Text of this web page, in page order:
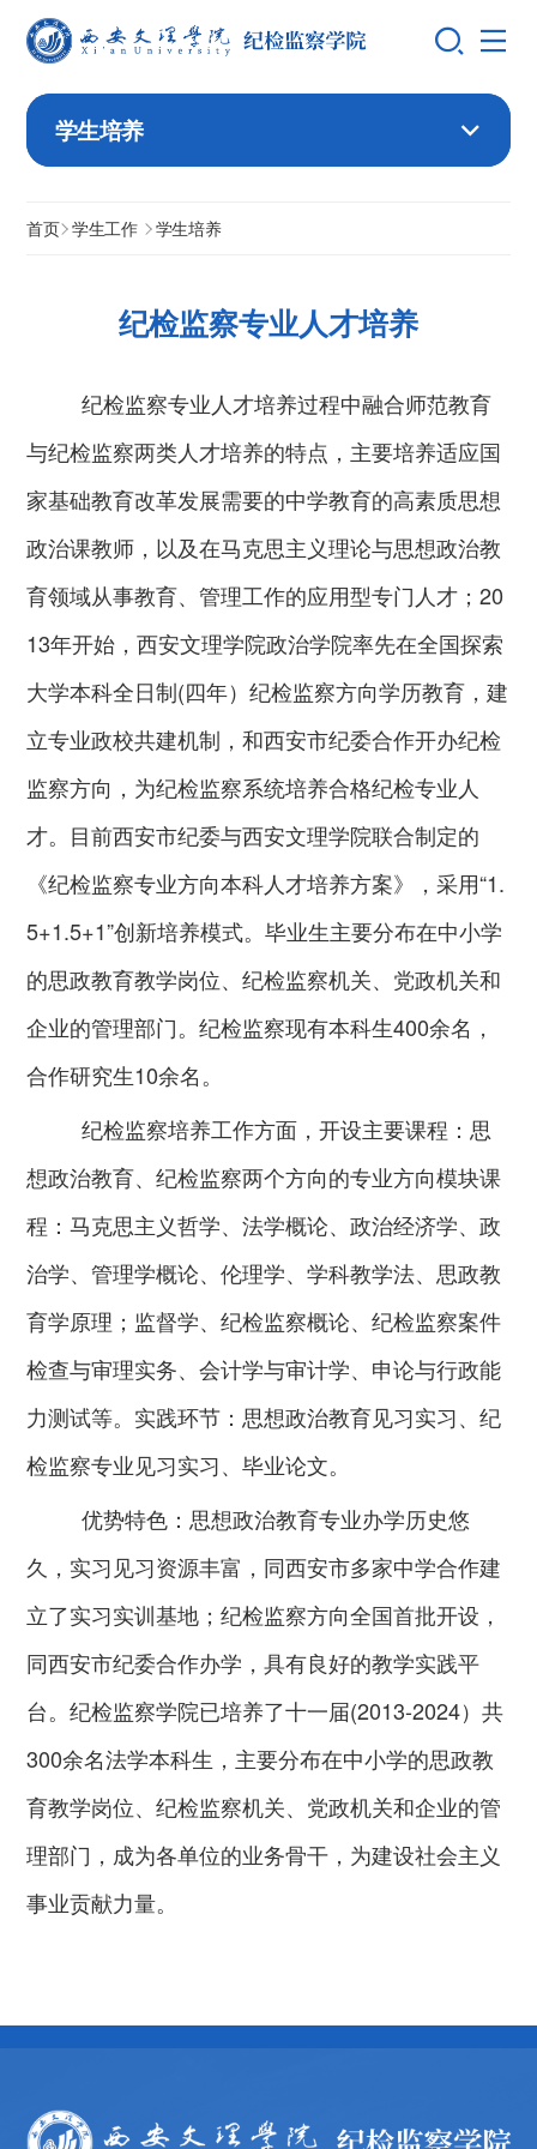
学生培养
首页 学生工作 学生培养
纪检监察专业人才培养
纪检监察专业人才培养过程中融合师范教育
与纪检监察两类人才培养的特点，主要培养适应国
家基础教育改革发展需要的中学教育的高素质思想
政治课教师，以及在马克思主义理论与思想政治教
育领域从事教育、管理工作的应用型专门人才；20
13年开始，西安文理学院政治学院率先在全国探索
大学本科全日制(四年）纪检监察方向学历教育，建
立专业政校共建机制，和西安市纪委合作开办纪检
监察方向，为纪检监察系统培养合格纪检专业人
才。目前西安市纪委与西安文理学院联合制定的
《纪检监察专业方向本科人才培养方案》，采用“1.
5+1.5+1”创新培养模式。毕业生主要分布在中小学
的思政教育教学岗位、纪检监察机关、党政机关和
企业的管理部门。纪检监察现有本科生400余名，
合作研究生10余名。
纪检监察培养工作方面，开设主要课程：思
想政治教育、纪检监察两个方向的专业方向模块课
程：马克思主义哲学、法学概论、政治经济学、政
治学、管理学概论、伦理学、学科教学法、思政教
育学原理；监督学、纪检监察概论、纪检监察案件
检查与审理实务、会计学与审计学、申论与行政能
力测试等。实践环节：思想政治教育见习实习、纪
检监察专业见习实习、毕业论文。
优势特色：思想政治教育专业办学历史悠
久，实习见习资源丰富，同西安市多家中学合作建
立了实习实训基地；纪检监察方向全国首批开设，
同西安市纪委合作办学，具有良好的教学实践平
台。纪检监察学院已培养了十一届(2013-2024）共
300余名法学本科生，主要分布在中小学的思政教
育教学岗位、纪检监察机关、党政机关和企业的管
理部门，成为各单位的业务骨干，为建设社会主义
事业贡献力量。